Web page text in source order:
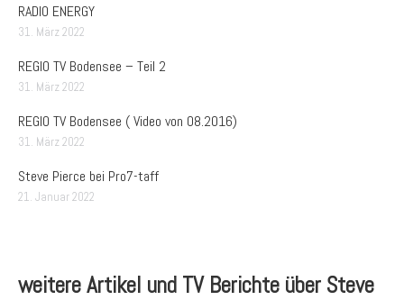
RADIO ENERGY
31. März 2022
REGIO TV Bodensee – Teil 2
31. März 2022
REGIO TV Bodensee ( Video von 08.2016)
31. März 2022
Steve Pierce bei Pro7-taff
21. Januar 2022
weitere Artikel und TV Berichte über Steve